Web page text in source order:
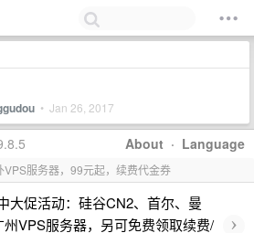
• Jan 26, 2017
About · Language
服务器，99元起，续费代金券
大促活动：硅谷CN2、首尔、曼
VPS服务器，另可免费领取续费/
›